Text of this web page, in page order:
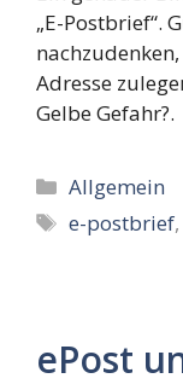
„E-Postbrief“.
Adresse
Gelbe Gefahr?.
Kategorien
Allgemein
e-postbrief
ePost